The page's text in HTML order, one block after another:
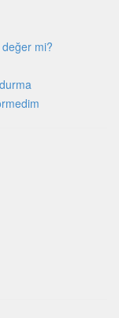
değer mi?